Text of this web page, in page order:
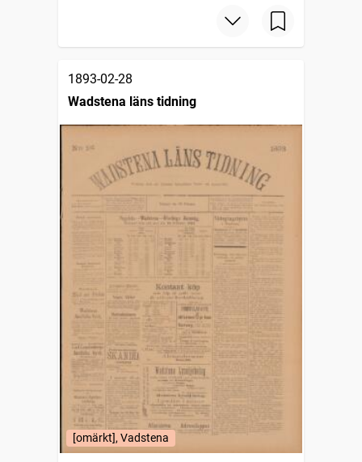
1893-02-28
Wadstena läns tidning
[omärkt], Vadstena